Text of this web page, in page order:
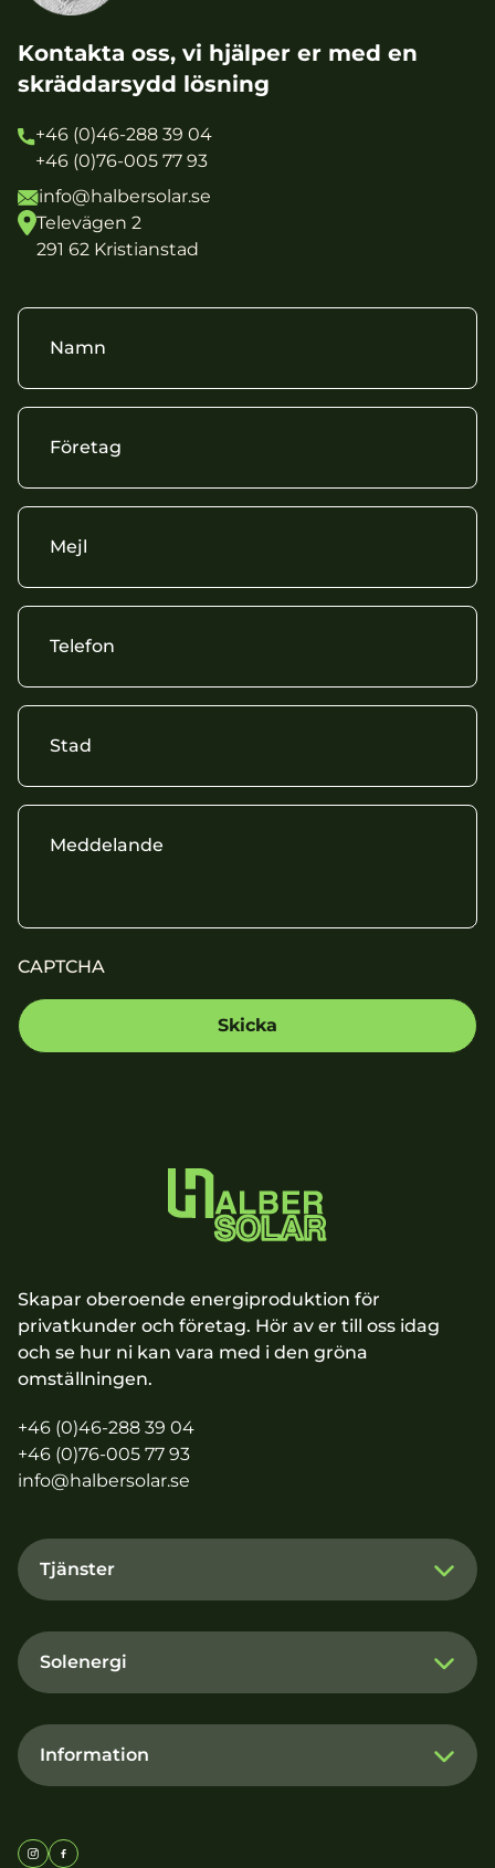
Kontakta oss, vi hjälper er med en
skräddarsydd lösning
+46 (0)46-288 39 04
+46 (0)76-005 77 93
info@halbersolar.se
Televägen 2
291 62 Kristianstad
CAPTCHA
Skapar oberoende energiproduktion för
privatkunder och företag. Hör av er till oss idag
och se hur ni kan vara med i den gröna
omställningen.
+46 (0)46-288 39 04
+46 (0)76-005 77 93
info@halbersolar.se
Tjänster
Solenergi
Information